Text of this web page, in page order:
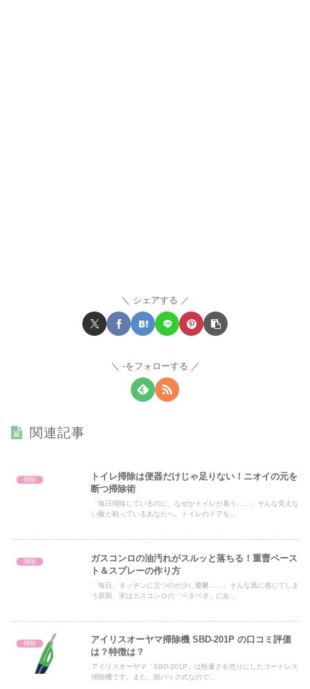
シェアする
-をフォローする
関連記事
掃除
トイレ掃除は便器だけじゃ足りない！ニオイの元を
断つ掃除術
「毎日掃除しているのに、なぜかトイレが臭う……」そんな見えな
い敵と戦っているあなたへ。トイレのドアを...
掃除
ガスコンロの油汚れがスルッと落ちる！重曹ペース
ト＆スプレーの作り方
「毎日、キッチンに立つのが少し憂鬱……」そんな風に感じてしま
う原因、実はガスコンロの「ベタベタ」にあ...
掃除
アイリスオーヤマ掃除機 SBD-201P の口コミ評価
は？特徴は？
アイリスオーヤマ「SBD-201P」は軽量さを売りにしたコードレス
掃除機です。また、紙パック式なので...